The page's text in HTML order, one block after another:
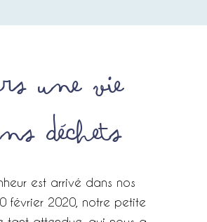
une vie
déchets
est arrivé dans nos
février 2020, notre petite